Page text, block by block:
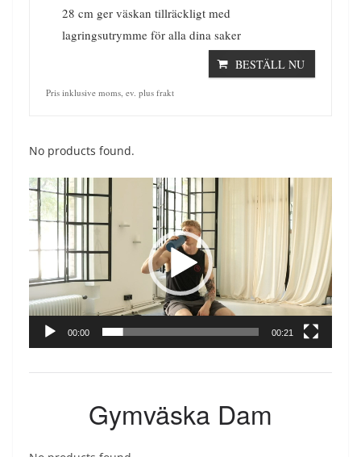
28 cm ger väskan tillräckligt med
lagringsutrymme för alla dina saker
BESTÄLL NU
Pris inklusive moms, ev. plus frakt
No products found.
Videospelare
00:00 00:21
Gymväska Dam